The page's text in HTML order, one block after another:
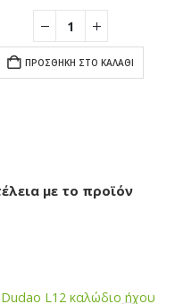
was:
€30.00.
€23.90.
ΠΡΟΣΘΉΚΗ ΣΤΟ ΚΑΛΆΘΙ
με το προϊόν